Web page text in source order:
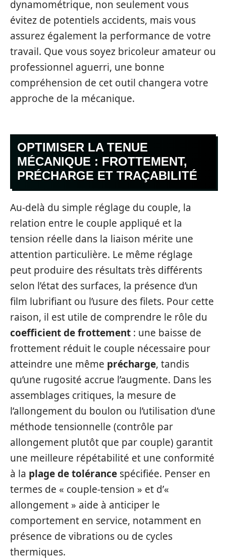
dynamométrique, non seulement vous
évitez de potentiels accidents, mais vous
assurez également la performance de votre
travail. Que vous soyez bricoleur amateur ou
professionnel aguerri, une bonne
compréhension de cet outil changera votre
approche de la mécanique.
OPTIMISER LA TENUE
MÉCANIQUE : FROTTEMENT,
PRÉCHARGE ET TRAÇABILITÉ
Au-delà du simple réglage du couple, la
relation entre le couple appliqué et la
tension réelle dans la liaison mérite une
attention particulière. Le même réglage
peut produire des résultats très différents
selon l’état des surfaces, la présence d’un
film lubrifiant ou l’usure des filets. Pour cette
raison, il est utile de comprendre le rôle du
coefficient de frottement : une baisse de
frottement réduit le couple nécessaire pour
atteindre une même précharge, tandis
qu’une rugosité accrue l’augmente. Dans les
assemblages critiques, la mesure de
l’allongement du boulon ou l’utilisation d’une
méthode tensionnelle (contrôle par
allongement plutôt que par couple) garantit
une meilleure répétabilité et une conformité
à la plage de tolérance spécifiée. Penser en
termes de « couple-tension » et d’«
allongement » aide à anticiper le
comportement en service, notamment en
présence de vibrations ou de cycles
thermiques.